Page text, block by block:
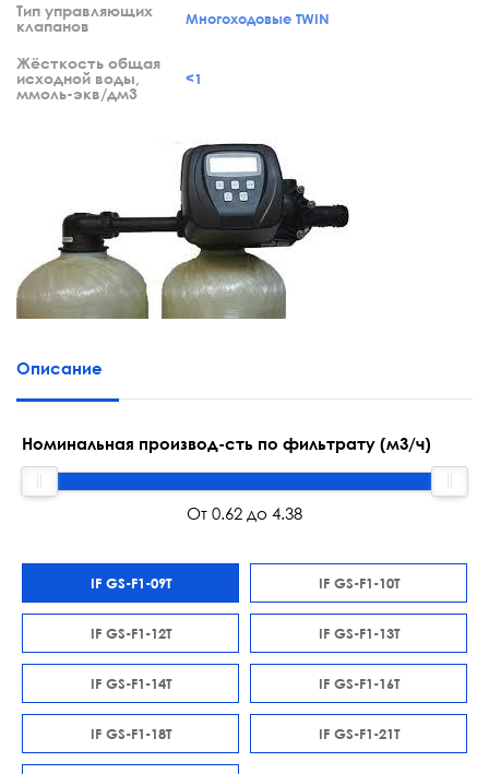
Тип управляющих
клапанов
Многоходовые TWIN
Жёсткость общая
исходной воды,
ммоль-экв/дм3
<1
Описание
Номинальная производ-сть по фильтрату (м3/ч)
Oт 0.62 до 4.38
IF GS-F1-09T IF GS-F1-10T
IF GS-F1-12T IF GS-F1-13T
IF GS-F1-14T IF GS-F1-16T
IF GS-F1-18T IF GS-F1-21T